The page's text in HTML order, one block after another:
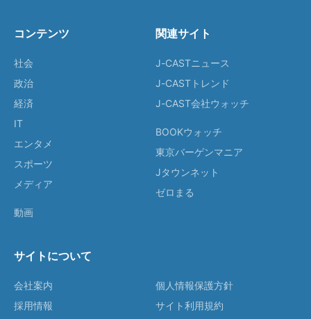
コンテンツ
社会
政治
経済
IT
エンタメ
スポーツ
メディア
動画
関連サイト
J-CASTニュース
J-CASTトレンド
J-CAST会社ウォッチ
BOOKウォッチ
東京バーゲンマニア
Jタウンネット
ゼロまる
サイトについて
会社案内
採用情報
個人情報保護方針
サイト利用規約